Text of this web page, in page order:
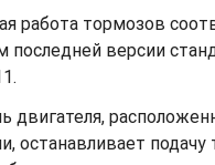
работа тормозов
последней версии
двигателя,
останавливает подачу